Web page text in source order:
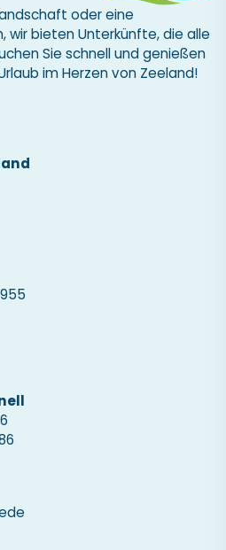
oder eine
wir bieten Unterkünfte, die alle
Sie schnell und genießen
im Herzen von Zeeland!